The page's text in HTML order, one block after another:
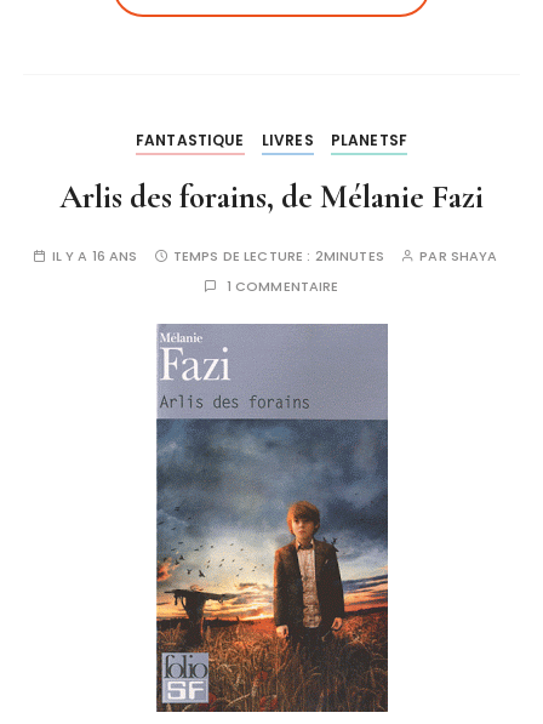
FANTASTIQUE LIVRES PLANETSF
Arlis des forains, de Mélanie Fazi
IL Y A 16 ANS TEMPS DE LECTURE : 2MINUTES PAR SHAYA
1 COMMENTAIRE